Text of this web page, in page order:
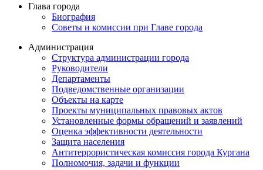
Глава города
Биография
Советы и комиссии при Главе города
Администрация
Структура администрации города
Руководители
Департаменты
Подведомственные организации
Объекты на карте
Проекты муниципальных правовых актов
Установленные формы обращений и заявлений
Оценка эффективности деятельности
Защита населения
Антитеррористическая комиссия города Кургана
Полномочия, задачи и функции